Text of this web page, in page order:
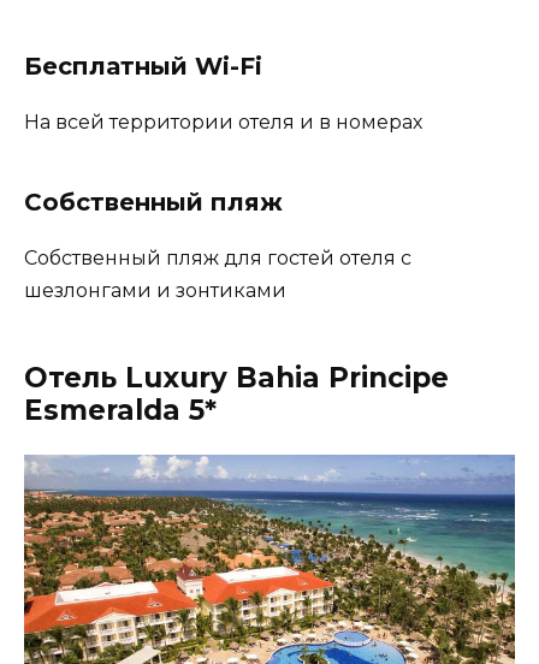
Бесплатный Wi-Fi
На всей территории отеля и в номерах
Собственный пляж
Собственный пляж для гостей отеля с
шезлонгами и зонтиками
Отель Luxury Bahia Principe
Esmeralda 5*